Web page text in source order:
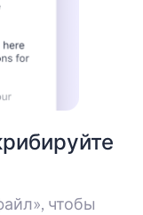
чтобы